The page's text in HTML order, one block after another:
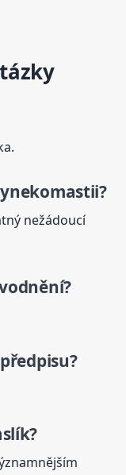
nežádoucí